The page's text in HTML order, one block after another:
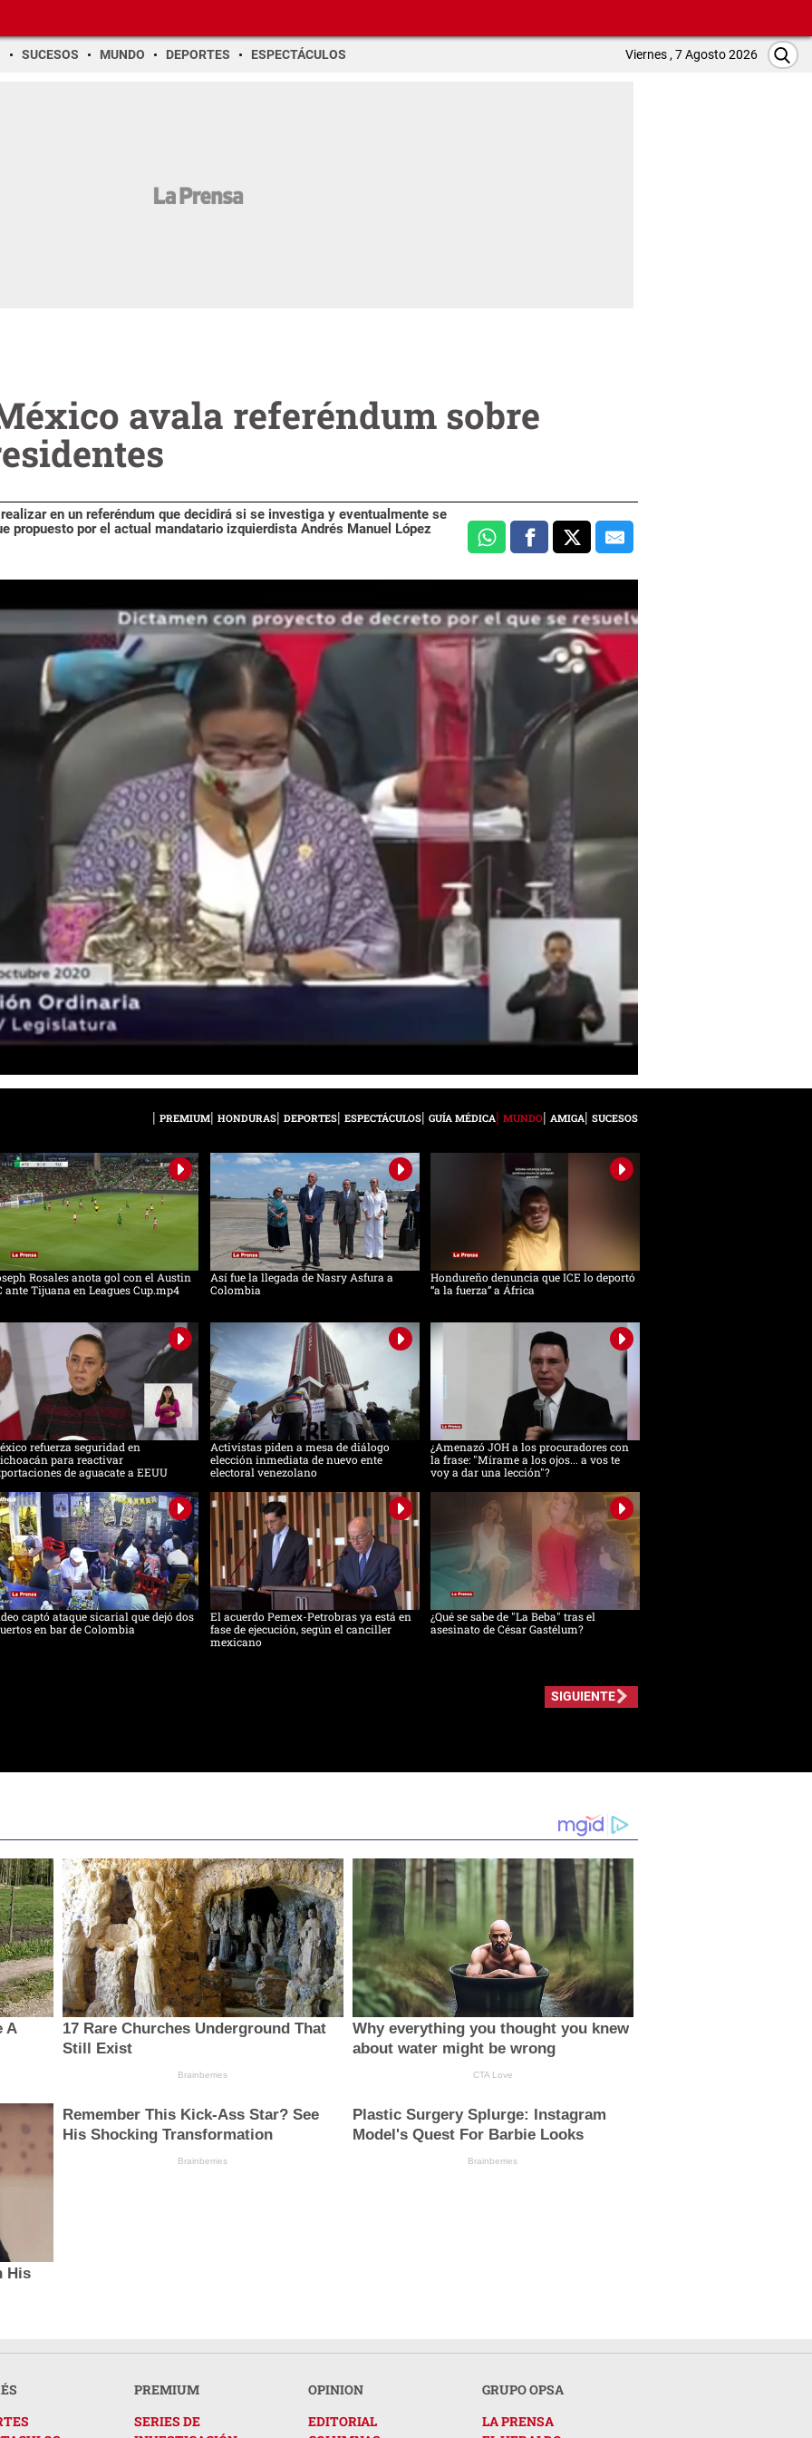
SUCESOS MUNDO DEPORTES ESPECTÁCULOS Viernes , 7 Agosto 2026
avala referéndum sobre
en un referéndum que decidirá si se investiga y eventualmente se
propuesto por el actual mandatario izquierdista Andrés Manuel López
PREMIUM HONDURAS DEPORTES ESPECTÁCULOS GUÍA MÉDICA MUNDO AMIGA SUCESOS
Rosales anota gol con el Austin
ante Tijuana en Leagues Cup.mp4
Así fue la llegada de Nasry Asfura a
Colombia
Hondureño denuncia que ICE lo deportó
“a la fuerza” a África
refuerza seguridad en
para reactivar
de aguacate a EEUU
Activistas piden a mesa de diálogo
elección inmediata de nuevo ente
electoral venezolano
¿Amenazó JOH a los procuradores con
la frase: "Mírame a los ojos... a vos te
voy a dar una lección"?
captó ataque sicarial que dejó dos
en bar de Colombia
El acuerdo Pemex-Petrobras ya está en
fase de ejecución, según el canciller
mexicano
¿Qué se sabe de "La Beba" tras el
asesinato de César Gastélum?
SIGUIENTE
A
17 Rare Churches Underground That
Still Exist
Brainberries
Why everything you thought you knew
about water might be wrong
CTA Love
His
Remember This Kick-Ass Star? See
His Shocking Transformation
Brainberries
Plastic Surgery Splurge: Instagram
Model's Quest For Barbie Looks
Brainberries
PREMIUM
SERIES DE
OPINION
EDITORIAL
GRUPO OPSA
LA PRENSA